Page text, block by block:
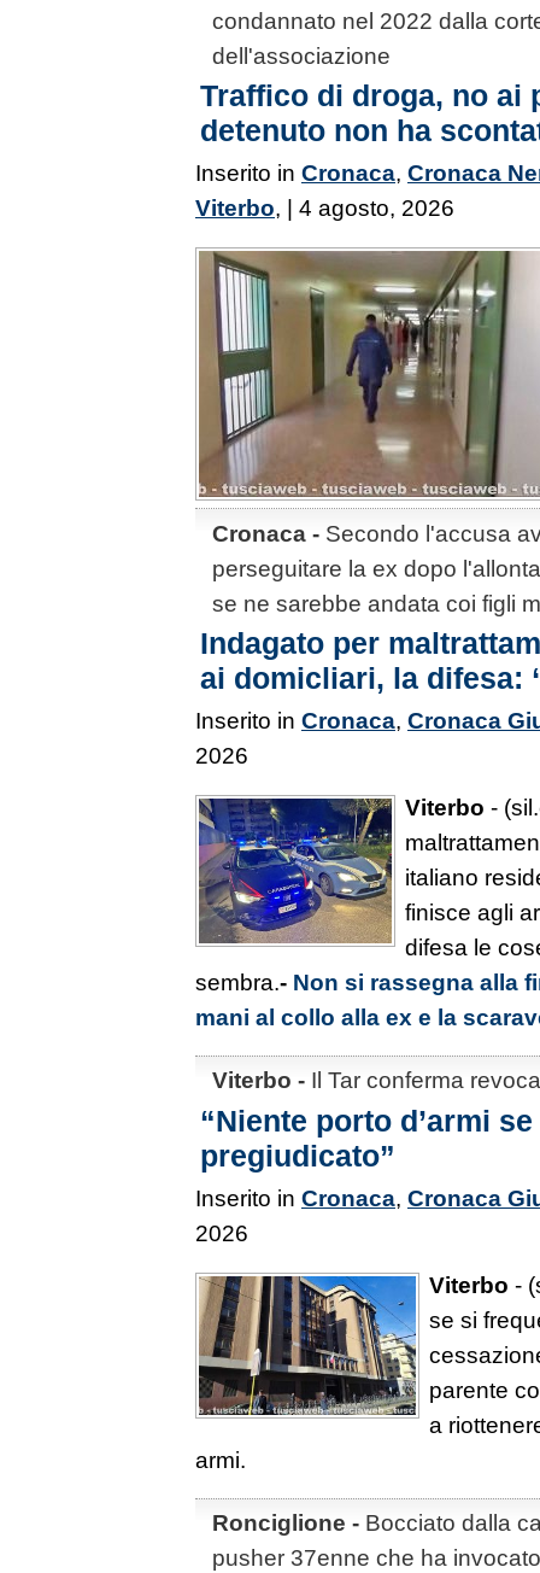
condannato nel 2022 dalla
dell'associazione
Traffico di droga, no ai
detenuto non ha
Inserito in Cronaca, Cronaca
Viterbo, | 4 agosto, 2026
Cronaca - Secondo l'accusa
perseguitare la ex dopo
se ne sarebbe andata coi figli
Indagato per
ai domicliari, la difesa:
Inserito in Cronaca, Cronaca
2026
Viterbo -
italiano
finisce agli
difesa le
sembra.- Non si rassegna alla
mani al collo alla ex e la
Viterbo - Il Tar conferma
“Niente porto d’armi
pregiudicato”
Inserito in Cronaca, Cronaca
2026
Viterbo -
se si
parente
a
armi.
Ronciglione - Bocciato dalla
pusher 37enne che ha